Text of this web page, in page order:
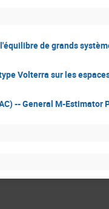
de grands
Volterra sur les
-- General M-